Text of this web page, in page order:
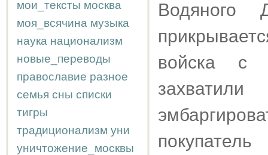
мои_тексты москва
моя_всячина музыка
наука национализм
новые_переводы
православие разное
семья сны списки
тигры
традиционализм уни
уничтожение_москвы
Водяного
войска с